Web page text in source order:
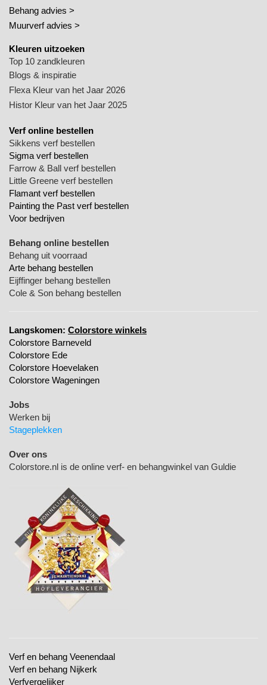
Behang advies >
Muurverf advies >
Kleuren uitzoeken
Top 10 zandkleuren
Blogs & inspiratie
Flexa Kleur van het Jaar 2026
Histor Kleur van het Jaar 2025
Verf online bestellen
Sikkens verf bestellen
Sigma verf bestellen
Farrow & Ball verf bestellen
Little Greene verf bestellen
Flamant verf bestellen
Painting the Past verf bestellen
Voor bedrijven
Behang online bestellen
Behang uit voorraad
Arte behang bestellen
Eijffinger behang bestellen
Cole & Son behang bestellen
Langskomen: Colorstore winkels
Colorstore Barneveld
Colorstore Ede
Colorstore Hoevelaken
Colorstore Wageningen
Jobs
Werken bij
Stageplekken
Over ons
Colorstore.nl is de online verf- en behangwinkel van Guldie
Verf en behang Veenendaal
Verf en behang Nijkerk
Verfvergelijker